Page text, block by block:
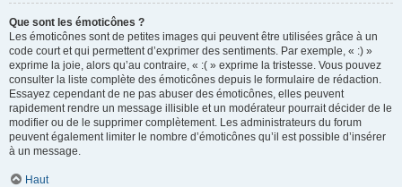
Que sont les émoticônes ?
Les émoticônes sont de petites images qui peuvent être utilisées grâce à un
code court et qui permettent d’exprimer des sentiments. Par exemple, « :) »
exprime la joie, alors qu’au contraire, « :( » exprime la tristesse. Vous pouvez
consulter la liste complète des émoticônes depuis le formulaire de rédaction.
Essayez cependant de ne pas abuser des émoticônes, elles peuvent
rapidement rendre un message illisible et un modérateur pourrait décider de le
modifier ou de le supprimer complètement. Les administrateurs du forum
peuvent également limiter le nombre d’émoticônes qu’il est possible d’insérer
à un message.
Haut